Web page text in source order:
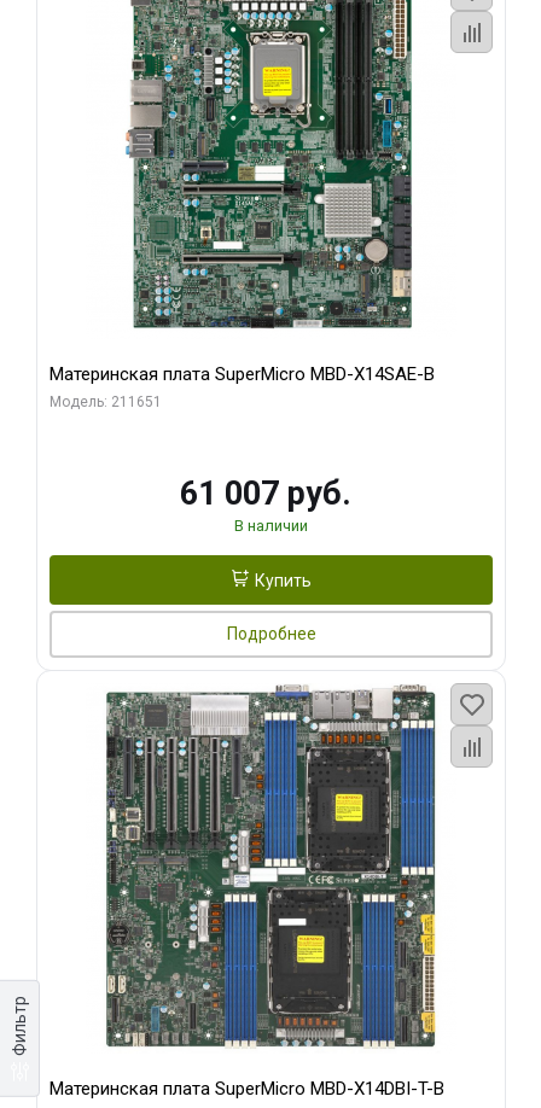
Фильтр
Материнская плата SuperMicro MBD-X14SAE-B
Модель: 211651
61 007 руб.
В наличии
Купить
Подробнее
Материнская плата SuperMicro MBD-X14DBI-T-B